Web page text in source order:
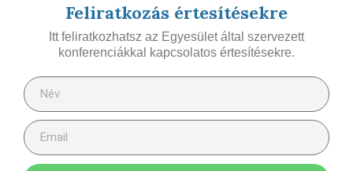
Feliratkozás értesítésekre
Itt feliratkozhatsz az Egyesület által szervezett
konferenciákkal kapcsolatos értesítésekre.